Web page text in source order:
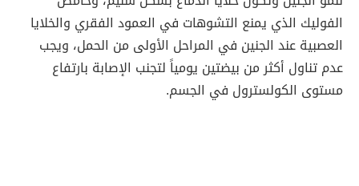
الفوليك الذي يمنع التشوهات في العمود الفقري والخلايا
العصبية عند الجنين في المراحل الأولى من الحمل، ويجب
عدم تناول أكثر من بيضتين يومياً لتجنب الإصابة بارتفاع
مستوى الكولسترول في الجسم.